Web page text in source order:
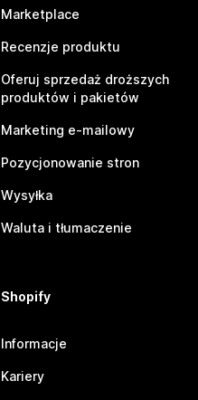
Marketplace
Recenzje produktu
Oferuj sprzedaż droższych
produktów i pakietów
Marketing e-mailowy
Pozycjonowanie stron
Wysyłka
Waluta i tłumaczenie
Shopify
Informacje
Kariery